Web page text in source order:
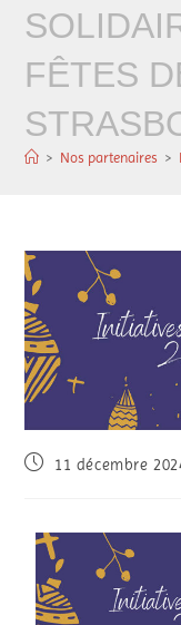
FÊTES
> Nos partenaires >
11 décembre